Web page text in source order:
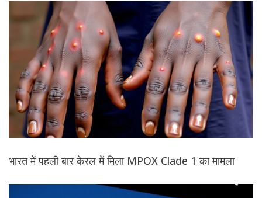
भारत में पहली बार केरल में मिला MPOX Clade 1 का मामला